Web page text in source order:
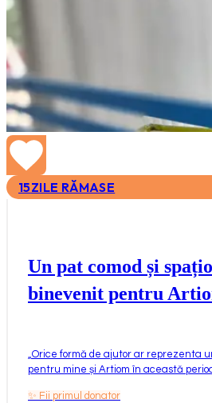
15ZILE RĂMASE
Un pat comod și
binevenit pentru
Orice formă de ajutor ar reprezenta
pentru mine și Artiom în această
✨ Fii primul donator